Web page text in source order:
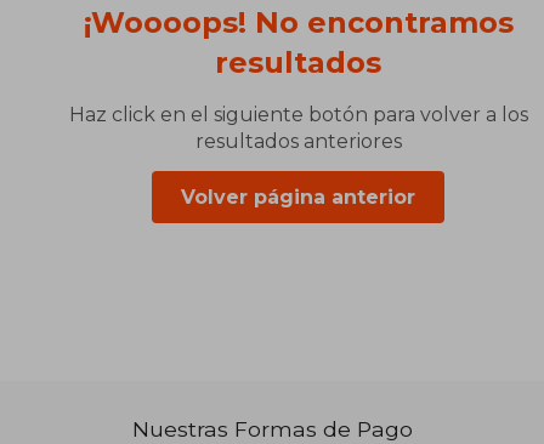
¡Woooops! No encontramos
resultados
Haz click en el siguiente botón para volver a los
resultados anteriores
Volver página anterior
Nuestras Formas de Pago